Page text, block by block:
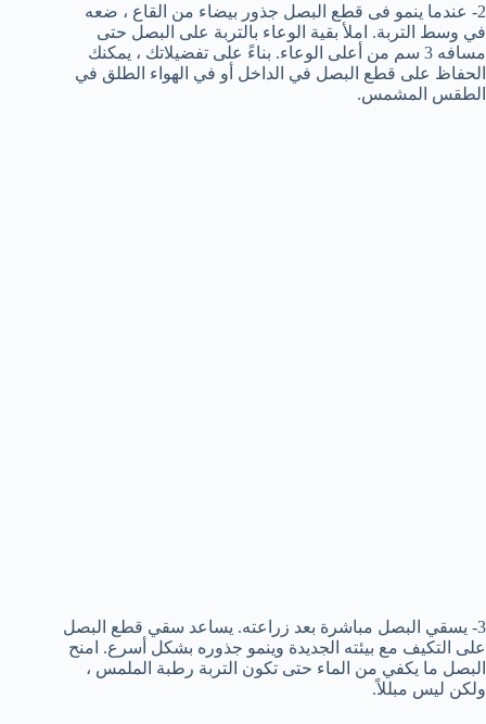
2- عندما ينمو فى قطع البصل جذور بيضاء من القاع ، ضعه
في وسط التربة. املأ بقية الوعاء بالتربة على البصل حتى
مسافه 3 سم من أعلى الوعاء. بناءً على تفضيلاتك ، يمكنك
الحفاظ على قطع البصل في الداخل أو في الهواء الطلق في
الطقس المشمس.
3- يسقي البصل مباشرة بعد زراعته. يساعد سقي قطع البصل
على التكيف مع بيئته الجديدة وينمو جذوره بشكل أسرع. امنح
البصل ما يكفي من الماء حتى تكون التربة رطبة الملمس ،
ولكن ليس مبللاً.